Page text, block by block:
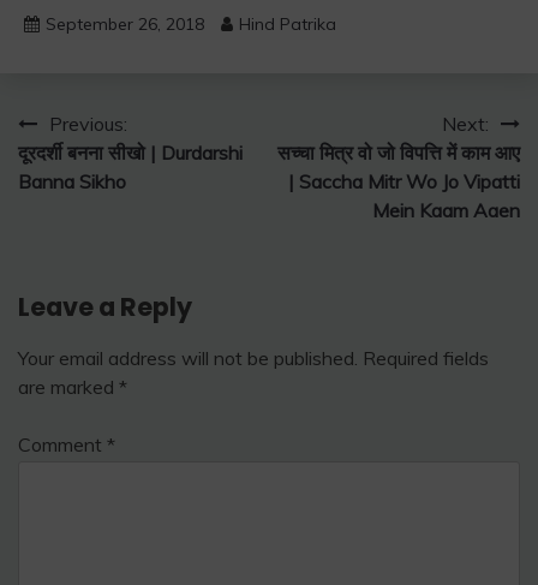
September 26, 2018 Hind Patrika
Post
navigation
Previous:
दूरदर्शी बनना सीखो | Durdarshi
Banna Sikho
Next:
सच्चा मित्र वो जो विपत्ति में काम आए
| Saccha Mitr Wo Jo Vipatti
Mein Kaam Aaen
Leave a Reply
Your email address will not be published. Required fields
are marked *
Comment *